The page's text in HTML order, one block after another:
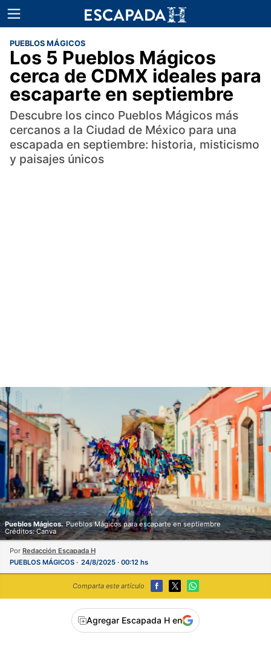
PUEBLOS MÁGICOS
Los 5 Pueblos Mágicos
cerca de CDMX ideales para
escaparte en septiembre
Descubre los cinco Pueblos Mágicos más
cercanos a la Ciudad de México para una
escapada en septiembre: historia, misticismo
y paisajes únicos
Pueblos Mágicos. Pueblos Mágicos para escaparte en septiembre
Créditos: Canva
Por Redacción Escapada H
PUEBLOS MÁGICOS
24/8/2025 · 00:12 hs
Comparta este artículo
Agregar Escapada H en